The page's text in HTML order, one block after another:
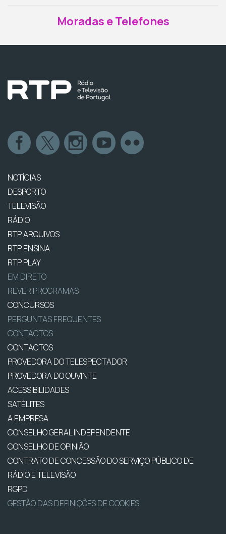
Moradas e Telefones
NOTÍCIAS
DESPORTO
TELEVISÃO
RÁDIO
RTP ARQUIVOS
RTP ENSINA
RTP PLAY
EM DIRETO
REVER PROGRAMAS
CONCURSOS
PERGUNTAS FREQUENTES
CONTACTOS
CONTACTOS
PROVEDORA DO TELESPECTADOR
PROVEDORA DO OUVINTE
ACESSIBILIDADES
SATÉLITES
A EMPRESA
CONSELHO GERAL INDEPENDENTE
CONSELHO DE OPINIÃO
CONTRATO DE CONCESSÃO DO SERVIÇO PÚBLICO DE
RÁDIO E TELEVISÃO
RGPD
GESTÃO DAS DEFINIÇÕES DE COOKIES